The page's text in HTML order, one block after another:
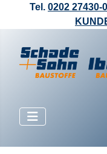
Tel. 0202 27430-0